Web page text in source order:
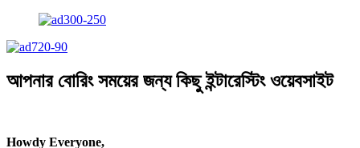
আপনার বোরিং সময়ের জন্য কিছু ইন্টারেস্টিং ওয়েবসাইট
Howdy Everyone,